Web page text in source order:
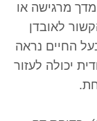
מרגישה או
לאובדן
החיים נראה
יכולה לעזור